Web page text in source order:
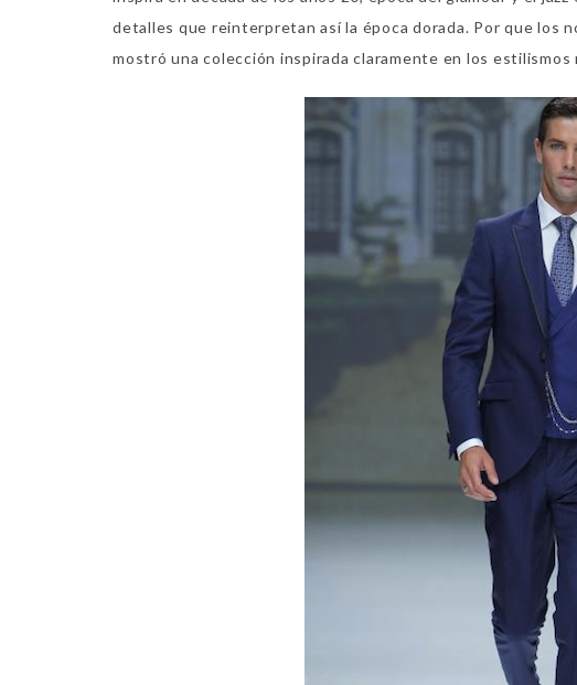
detalles que reinterpretan así la época dorada. Por que los
mostró una colección inspirada claramente en los estilismos